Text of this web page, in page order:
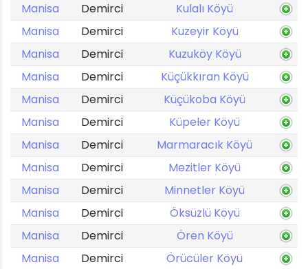
Manisa
Demirci
Kulalı Köyü
Manisa
Demirci
Kuzeyir Köyü
Manisa
Demirci
Kuzuköy Köyü
Manisa
Demirci
Küçükkıran Köyü
Manisa
Demirci
Küçükoba Köyü
Manisa
Demirci
Küpeler Köyü
Manisa
Demirci
Marmaracık Köyü
Manisa
Demirci
Mezitler Köyü
Manisa
Demirci
Minnetler Köyü
Manisa
Demirci
Öksüzlü Köyü
Manisa
Demirci
Ören Köyü
Manisa
Demirci
Örücüler Köyü